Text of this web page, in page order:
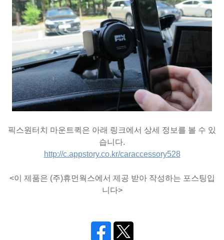
픽스원터치 마운트퀵은 아래 링크에서 상세 정보를 볼 수 있
습니다.
http://c.appstory.co.kr/caraccessory528
<이 제품은 (주)휴먼웍스에서 제공 받아 작성하는 포스팅입
니다>